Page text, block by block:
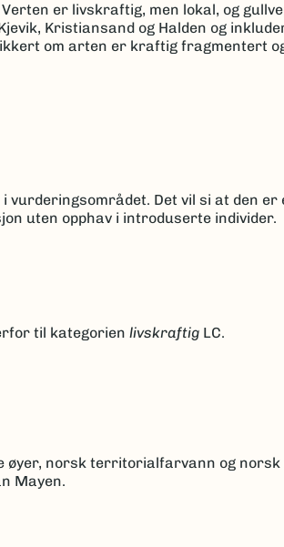
er livskraftig, men lokal, og
Kristiansand og Halden og
om arten er kraftig fragmentert
vurderingsområdet. Det vil si at den
uten opphav i introduserte individer.
til kategorien livskraftig LC.
øyer, norsk territorialfarvann og norsk
Mayen.